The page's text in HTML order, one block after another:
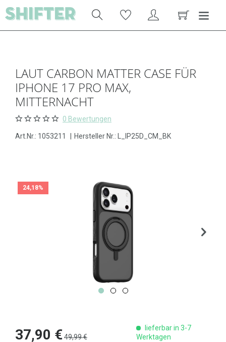
LAUT CARBON MATTER CASE FÜR
IPHONE 17 PRO MAX,
MITTERNACHT
0 Bewertungen
Art.Nr.: 1053211 Hersteller Nr.: L_IP25D_CM_BK
24,18%
37,90 €49,99 €
lieferbar in 3-7
Werktagen